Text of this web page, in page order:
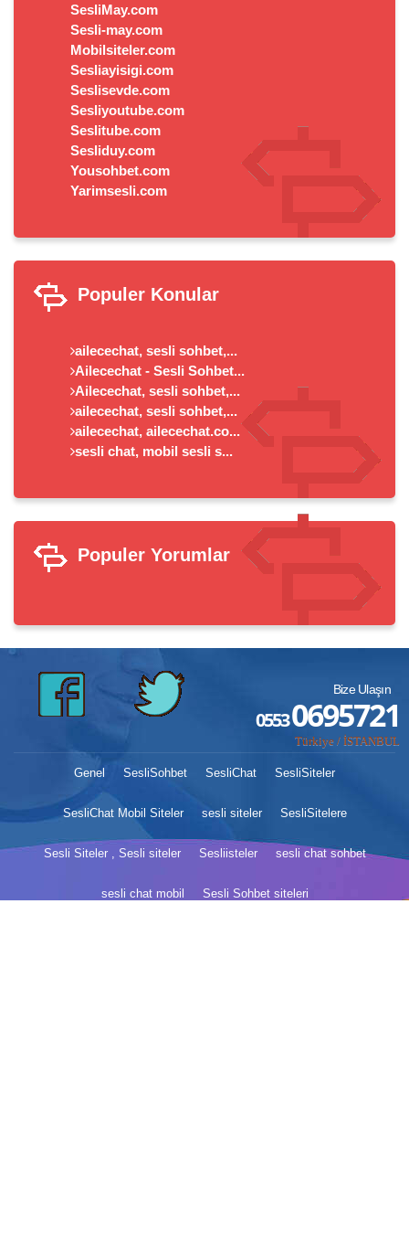
SesliMay.com
Sesli-may.com
Mobilsiteler.com
Sesliayisigi.com
Seslisevde.com
Sesliyoutube.com
Seslitube.com
Sesliduy.com
Yousohbet.com
Yarimsesli.com
Populer Konular
ailecechat, sesli sohbet,...
Ailecechat - Sesli Sohbet...
Ailecechat, sesli sohbet,...
ailecechat, sesli sohbet,...
ailecechat, ailecechat.co...
sesli chat, mobil sesli s...
Populer Yorumlar
Türkiye / İSTANBUL
Bize Ulaşın
05530695721
Genel SesliSohbet SesliChat SesliSiteler
SesliChat Mobil Siteler sesli siteler SesliSitelere
Sesli Siteler , Sesli siteler Sesliisteler sesli chat sohbet
sesli chat mobil Sesli Sohbet siteleri